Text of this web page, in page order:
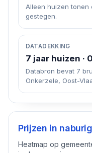
Alleen huizen tonen
gestegen.
DATADEKKING
7 jaar huizen ·
Databron bevat 7
Onkerzele, Oost-
Prijzen in
Heatmap op